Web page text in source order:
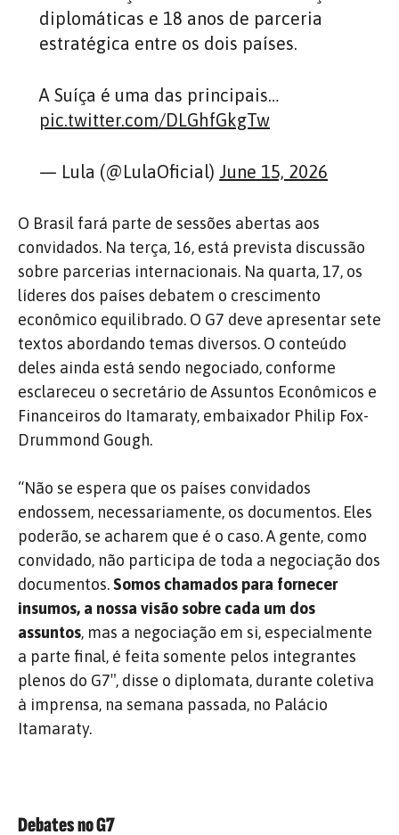
diplomáticas e 18 anos de parceria
estratégica entre os dois países.
A Suíça é uma das principais…
pic.twitter.com/DLGhfGkgTw
— Lula (@LulaOficial) June 15, 2026
O Brasil fará parte de sessões abertas aos
convidados. Na terça, 16, está prevista discussão
sobre parcerias internacionais. Na quarta, 17, os
líderes dos países debatem o crescimento
econômico equilibrado. O G7 deve apresentar sete
textos abordando temas diversos. O conteúdo
deles ainda está sendo negociado, conforme
esclareceu o secretário de Assuntos Econômicos e
Financeiros do Itamaraty, embaixador Philip Fox-
Drummond Gough.
“Não se espera que os países convidados
endossem, necessariamente, os documentos. Eles
poderão, se acharem que é o caso. A gente, como
convidado, não participa de toda a negociação dos
documentos.Somos chamados para fornecer
insumos, a nossa visão sobre cada um dos
assuntos, mas a negociação em si, especialmente
a parte final, é feita somente pelos integrantes
plenos do G7″, disse o diplomata, durante coletiva
à imprensa, na semana passada, no Palácio
Itamaraty.
Debates no G7